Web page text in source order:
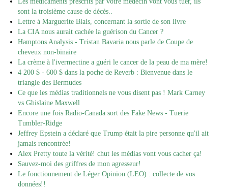
sont la troisième cause de décès..
Lettre à Marguerite Blais, concernant la sortie de son livre
La CIA nous aurait cachée la guérison du Cancer ?
Hamptons Analysis - Tristan Bavaria nous parle de Coupe de
cheveux non-binaire
La crème à l'ivermectine a guéri le cancer de la peau de ma mère!
4 200 $ - 600 $ dans la poche de Reverb : Bienvenue dans le
triangle des Bermudes
Ce que les médias traditionnels ne vous disent pas ! Mark Carney
vs Ghislaine Maxwell
Encore une fois Radio-Canada sort des Fake News - Tuerie
Tumbler-Ridge
Jeffrey Epstein a déclaré que Trump était la pire personne qu'il ait
jamais rencontrée!
Alex Pretty toute la vérité! chut les médias vont vous cacher ça!
Sauvez-moi des griffres de mon agresseur!
Le fonctionnement de Léger Opinion (LEO) : collecte de vos
données!!